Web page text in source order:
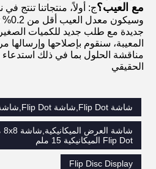
مع العيب؟
الحقيقي
شاشة Flip Dot,شاشة Flip Dot,شاشة القرص
Flip Dot الميكانيكية 15 ملم
Flip Disc Display